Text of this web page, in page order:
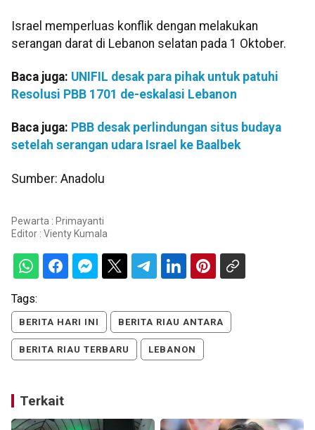
Israel memperluas konflik dengan melakukan
serangan darat di Lebanon selatan pada 1 Oktober.
Baca juga: UNIFIL desak para pihak untuk patuhi
Resolusi PBB 1701 de-eskalasi Lebanon
Baca juga: PBB desak perlindungan situs budaya
setelah serangan udara Israel ke Baalbek
Sumber: Anadolu
Pewarta : Primayanti
Editor : Vienty Kumala
Tags:
BERITA HARI INI BERITA RIAU ANTARA
BERITA RIAU TERBARU LEBANON
Terkait